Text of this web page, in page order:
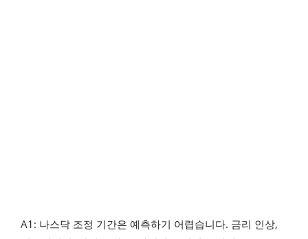
A1: 나스닥 조정 기간은 예측하기 어렵습니다. 금리 인상,